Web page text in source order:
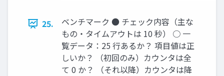
25.
ベンチマーク ● チェック内容（主な
もの・タイムアウトは 10 秒） ○ 一
覧データ：25 行あるか？ 項目値は正
しいか？ （初回のみ）カウンタは全
て 0 か？ （それ以降）カウンタは降